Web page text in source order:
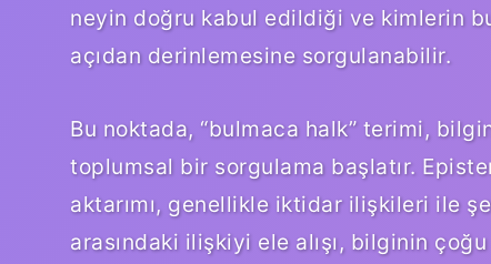
neyin doğru kabul edildiği ve kimlerin
açıdan derinlemesine sorgulanabilir.
Bu noktada, “bulmaca halk” terimi,
toplumsal bir sorgulama başlatır.
aktarımı, genellikle iktidar ilişkileri ile
arasındaki ilişkiyi ele alışı, bilginin